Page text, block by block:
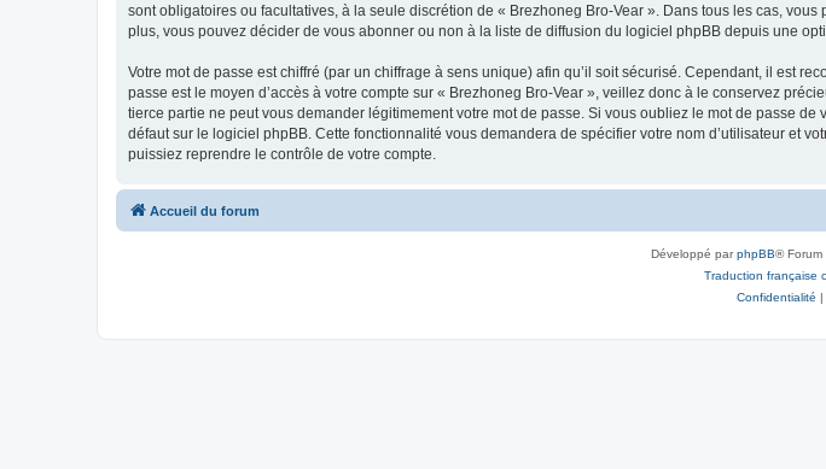
sont obligatoires ou facultatives, à la seule discrétion de « Brezhoneg Bro-Vear ». Dans tous les cas,
plus, vous pouvez décider de vous abonner ou non à la liste de diffusion du logiciel phpBB depuis une
Votre mot de passe est chiffré (par un chiffrage à sens unique) afin qu’il soit sécurisé. Cependant, il est
passe est le moyen d’accès à votre compte sur « Brezhoneg Bro-Vear », veillez donc à le conservez
tierce partie ne peut vous demander légitimement votre mot de passe. Si vous oubliez le mot de passe
défaut sur le logiciel phpBB. Cette fonctionnalité vous demandera de spécifier votre nom d’utilisateur et
puissiez reprendre le contrôle de votre compte.
Accueil du forum
Développé parphpBB® Forum
Traduction française
Confidentialité |